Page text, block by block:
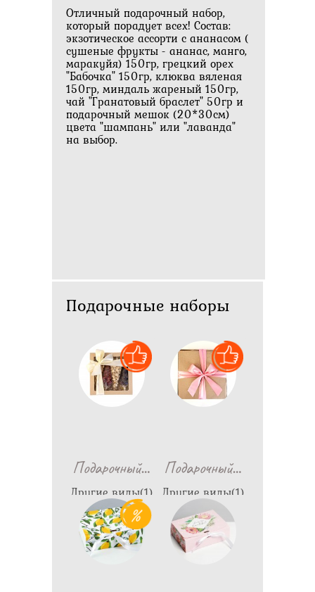
Отличный подарочный набор,
который порадует всех! Состав:
экзотическое ассорти с ананасом (
сушеные фрукты - ананас, манго,
маракуйя) 150гр, грецкий орех
"Бабочка" 150гр, клюква вяленая
150гр, миндаль жареный 150гр,
чай "Гранатовый браслет" 50гр и
подарочный мешок (20*30см)
цвета "шампань" или "лаванда"
на выбор.
Подарочные наборы
Подарочный…
Другие виды(1)
1,150
Подарочный…
Другие виды(1)
1,490